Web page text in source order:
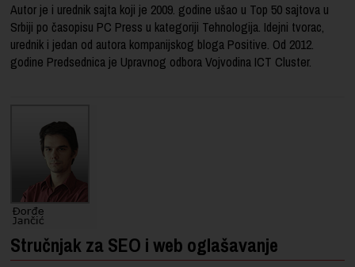
Autor je i urednik sajta koji je 2009. godine ušao u Top 50 sajtova u
Srbiji po časopisu PC Press u kategoriji Tehnologija. Idejni tvorac,
urednik i jedan od autora kompanijskog bloga Positive. Od 2012.
godine Predsednica je Upravnog odbora Vojvodina ICT Cluster.
Stručnjak za SEO i web oglašavanje